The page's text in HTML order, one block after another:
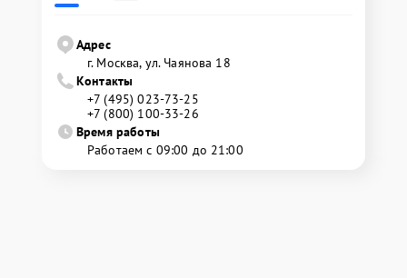
Адрес
г. Москва, ул. Чаянова 18
Контакты
+7 (495) 023-73-25
+7 (800) 100-33-26
Время работы
Работаем с 09:00 до 21:00